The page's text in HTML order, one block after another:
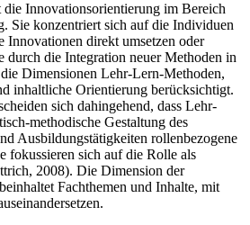
Innovationsorientierung im Bereich
Sie konzentriert sich auf die Individuen
Innovationen direkt umsetzen oder
durch die Integration neuer Methoden in
Dimensionen Lehr-Lern-Methoden,
inhaltliche Orientierung berücksichtigt.
sich dahingehend, dass Lehr-
methodische Gestaltung des
Ausbildungstätigkeiten rollenbezogene
fokussieren sich auf die Rolle als
2008). Die Dimension der
Fachthemen und Inhalte, mit